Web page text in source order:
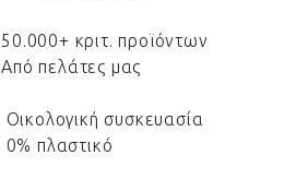
50.000+ κριτ. προϊόντων
Από πελάτες μας
Οικολογική συσκευασία
0% πλαστικό